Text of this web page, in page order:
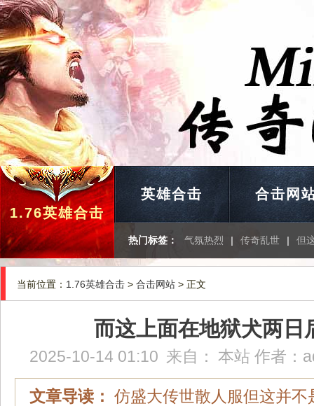
1.76英雄合击
英雄合击 合击网
热门标签： 气氛热烈 | 传奇乱世 | 但
当前位置： 1.76英雄合击 > 合击网站 > 正文
而这上面在地狱犬两日
2025-10-14 01:10 来自： 本站 作者：
文章导读： 仿盛大传世散人服但这并不